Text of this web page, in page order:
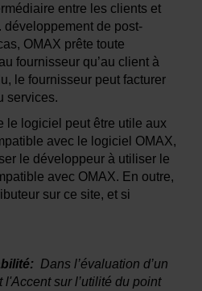
entre les clients et
développement de post-
OMAX prête toute
fournisseur qu’au client à
le fournisseur peut facturer
services.
le logiciel peut être utile aux
avec le logiciel OMAX,
le développeur à utiliser le
avec OMAX. En outre,
sur ce site, et si
Dans l’évaluation d’un
sur l’utilité du point